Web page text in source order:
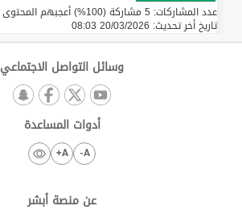
عدد المشاركات: 5 مشاركة (100%) أعجبهم المحتوى
تاريخ أخر تحديث: 20/03/2026 08:03
وسائل التواصل الاجتماعي
أدوات المساعدة
A-
A+
عن منصة أبشر